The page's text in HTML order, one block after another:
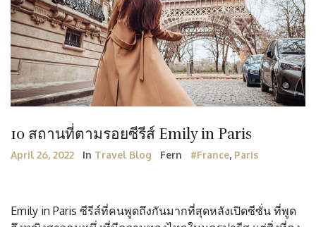
10 สถานที่ตามรอยซีรีส์ Emily in Paris
April 26, 2022 In Travel Blog Fern #France, Paris
Emily in Paris ซีรีส์ที่คนพูดถึงกันมากที่สุดหลังเปิดซีซั่น ที่พูด